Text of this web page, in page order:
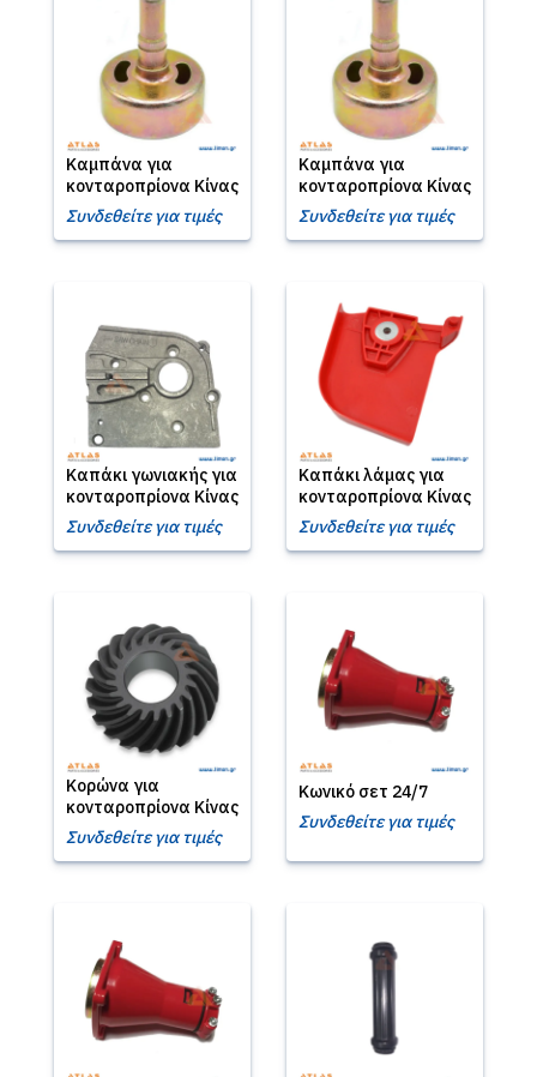
Καμπάνα για
κονταροπρίονα Κίνας
Συνδεθείτε για τιμές
Καμπάνα για
κονταροπρίονα Κίνας
Συνδεθείτε για τιμές
Καπάκι γωνιακής για
κονταροπρίονα Κίνας
Συνδεθείτε για τιμές
Καπάκι λάμας για
κονταροπρίονα Κίνας
Συνδεθείτε για τιμές
Κορώνα για
κονταροπρίονα Κίνας
Συνδεθείτε για τιμές
Κωνικό σετ 24/7
Συνδεθείτε για τιμές